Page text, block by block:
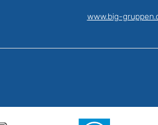
www.big-